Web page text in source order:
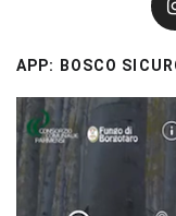
APP: BOSCO